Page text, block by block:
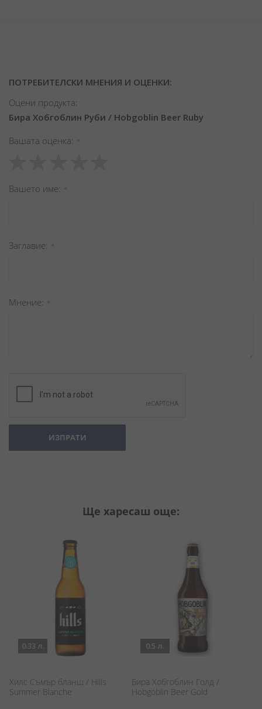
ПОТРЕБИТЕЛСКИ МНЕНИЯ И ОЦЕНКИ:
Оцени продукта:
Бира Хобгоблин Руби / Hobgoblin Beer Ruby
Вашата оценка
star
stars
stars
stars
stars
Вашето име
Заглавиe
Мнение
ИЗПРАТИ
Ще харесаш още:
0.33 л.
Хилс Съмър бланш / Hills
Summer Blanche
0.5 л.
Бира Хобгоблин Голд /
Hobgoblin Beer Gold